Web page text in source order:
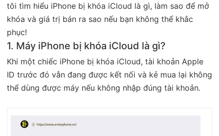
tôi tìm hiểu iPhone bị khóa iCloud là gì, làm sao để mở
khóa và giá trị bán ra sao nếu bạn không thể khắc
phục!
1. Máy iPhone bị khóa iCloud là gì?
Khi một chiếc iPhone bị khóa iCloud, tài khoản Apple
ID trước đó vẫn đang được kết nối và kẻ mua lại không
thể dùng được máy nếu không nhập đúng tài khoản.